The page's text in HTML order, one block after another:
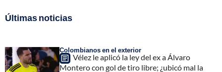
Últimas noticias
Colombianos en el exterior
Vélez le aplicó la ley del ex a Álvaro
Montero con gol de tiro libre; ¿ubicó mal la